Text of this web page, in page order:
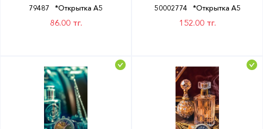
79487 *Открытка А5
86.00 тг.
50002774 *Открытка А5
152.00 тг.